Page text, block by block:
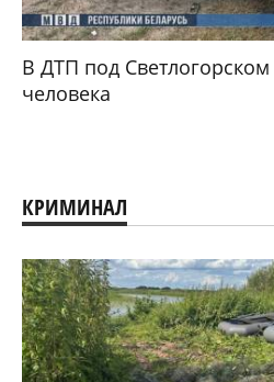
В ДТП под
человека
КРИМИНАЛ